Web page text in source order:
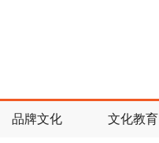
品牌文化 文化教育